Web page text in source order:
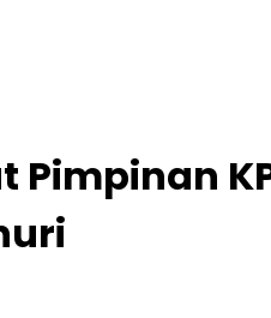
Pimpinan